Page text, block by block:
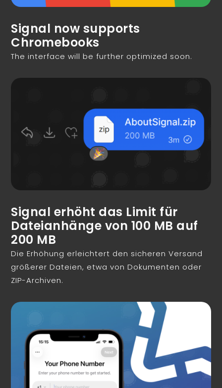
Signal now supports
Chromebooks
The interface will be further optimized soon.
Signal erhöht das Limit für
Dateianhänge von 100 MB auf
200 MB
Die Erhöhung erleichtert den sicheren Versand
größerer Dateien, etwa von Dokumenten oder
ZIP-Archiven.